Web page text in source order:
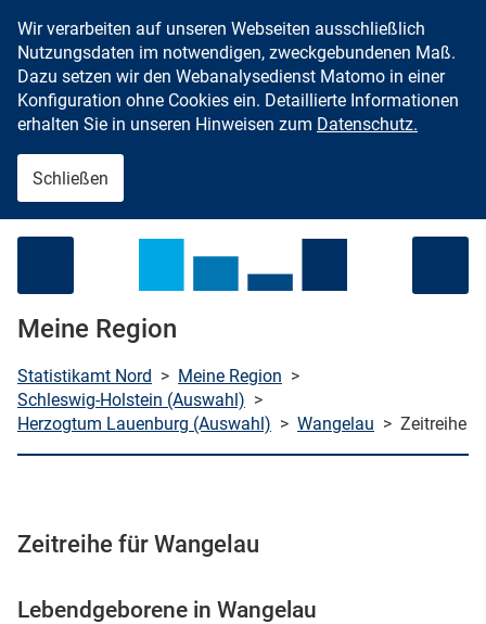
Zum Inhalt springen
Wir verarbeiten auf unseren Webseiten ausschließlich
Nutzungsdaten im notwendigen, zweckgebundenen Maß.
Dazu setzen wir den Webanalysedienst Matomo in einer
Konfiguration ohne Cookies ein. Detaillierte Informationen
erhalten Sie in unseren Hinweisen zum Datenschutz.
Schließen
Meine Region
Statistikamt Nord > Meine Region >
Schleswig-Holstein (Auswahl) >
Herzogtum Lauenburg (Auswahl) > Wangelau > Zeitreihe
Zeitreihe für Wangelau
Lebendgeborene in Wangelau